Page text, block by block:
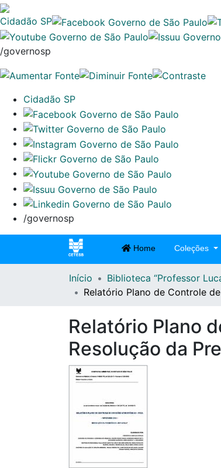
Cidadão SP
/governosp
Cidadão SP
/governosp
Home Coleções
Início Biblioteca “Professor
Relatório Plano de Controle
Relatório Plano
Resolução da